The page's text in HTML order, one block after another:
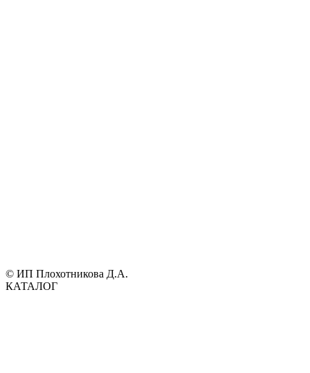
© ИП Плохотникова Д.А.
КАТАЛОГ